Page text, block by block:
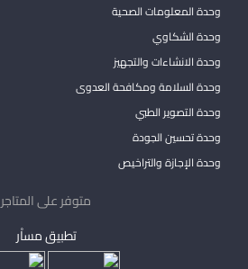
وحدة المعلومات الصحية
وحدة الشكاوي
وحدة الانشاءات والتجهيز
وحدة السلامة ومكافحة العدوى
وحدة التصوير الطبي
وحدة تحسين الجودة
وحدة الإجازة والتراخيص
متوفر على المتاجر
تطبيق مساْر